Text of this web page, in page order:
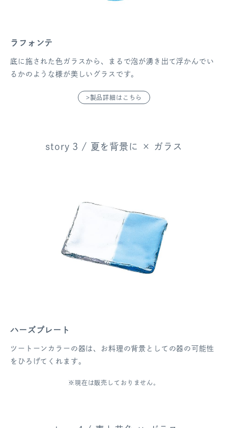
ラフォンテ
底に施された色ガラスから、まるで泡が湧き出て浮かんでい
るかのような様が美しいグラスです。
>製品詳細はこちら
story 3 / 夏を背景に × ガラス
ハーズプレート
ツートーンカラーの器は、お料理の背景としての器の可能性
をひろげてくれます。
※現在は販売しておりません。